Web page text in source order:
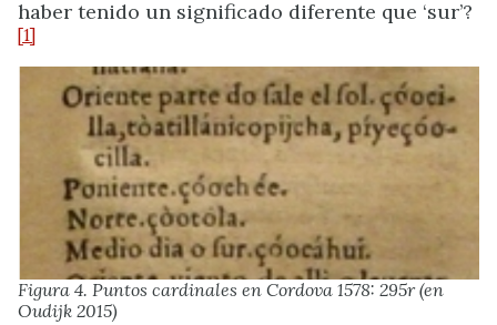
haber tenido un significado diferente que ‘sur’?
[1]
Figura 4. Puntos cardinales en Cordova 1578: 295r (en
Oudijk 2015)